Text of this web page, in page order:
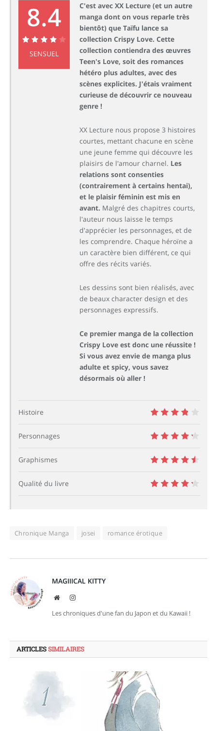
8.4
8.4
SENSUEL
C'est avec XX Lecture (et un autre
manga dont on vous reparle très
bientôt) que Taïfu lance sa
collection Crispy Love. Cette
collection contiendra des œuvres
Teen's Love, soit des romances
hétéro plus adultes, avec des
scènes explicites. J'étais vraiment
curieuse de découvrir ce nouveau
genre !
XX Lecture nous propose 3 histoires
courtes, mettant chacune en scène
une jeune femme qui découvre les
plaisirs de l'amour charnel. Les
relations sont consenties
(contrairement à certains hentai),
et le plaisir féminin est mis en
avant. Malgré des chapitres courts,
l'auteur nous laisse le temps
d'apprécier les personnages, et de
les comprendre. Chaque héroïne a
un caractère bien différent, ce qui
offre des récits variés.
Les dessins sont bien réalisés, avec
de beaux character design et des
personnages expressifs.
Ce premier manga de la collection
Crispy Love est donc une réussite !
Si vous avez envie de manga plus
adulte et spicy, vous savez
désormais où aller !
Histoire
Personnages
Graphismes
Qualité du livre
Chronique Manga josei romance érotique
MAGIIICAL KITTY
Site
Instagram
Les chroniques d'une fan du Japon et du Kawaii !
ARTICLESSIMILAIRES